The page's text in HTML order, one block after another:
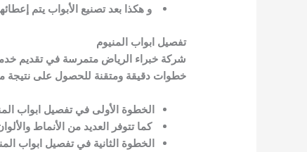
و هكذا بعد تصنيع الأبواب يتم
تفصيل ابواب المنيوم
شركة خبراء الرياض متمرسة في تقديم
خطوات دقيقة ومتقنة للحصول على نتيجة
الخطوة الأولى في تفصيل ابواب
كما تتوفر العديد من الأنماط
الخطوة الثانية في تفصيل ابواب